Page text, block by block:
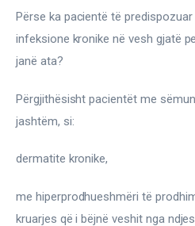
Regjim ushqimor
Sëmundje infektive
Risite shkencore dhe mjekesore per COVID-19
Përse ka pacientë të
infeksione kronike në vesh gjatë
janë ata?
Përgjithësisht pacientët me
jashtëm, si:
dermatite kronike,
me hiperprodhueshmëri të
kruarjes që i bëjnë veshit nga